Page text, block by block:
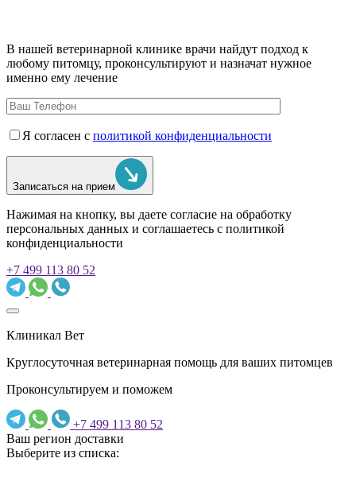
В нашей ветеринарной клинике врачи найдут подход к
любому питомцу, проконсультируют и назначат нужное
именно ему лечение
Я согласен с политикой конфиденциальности
Записаться на прием
Нажимая на кнопку, вы даете согласие на обработку
персональных данных и соглашаетесь c политикой
конфиденциальности
+7 499 113 80 52
Клиникал Вет
Круглосуточная ветеринарная помощь для ваших питомцев
Проконсультируем и поможем
+7 499 113 80 52
Ваш регион доставки
Выберите из списка: